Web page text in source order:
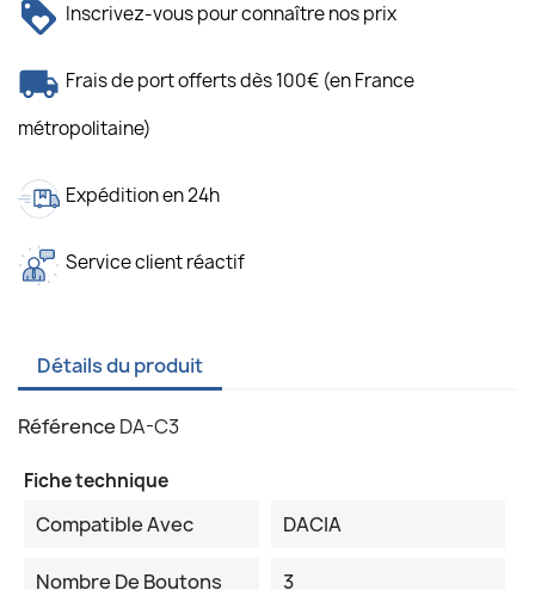
Inscrivez-vous pour connaître nos prix
Frais de port offerts dès 100€ (en France
métropolitaine)
Expédition en 24h
Service client réactif
Détails du produit
Référence DA-C3
Fiche technique
Compatible Avec DACIA
Nombre De Boutons 3